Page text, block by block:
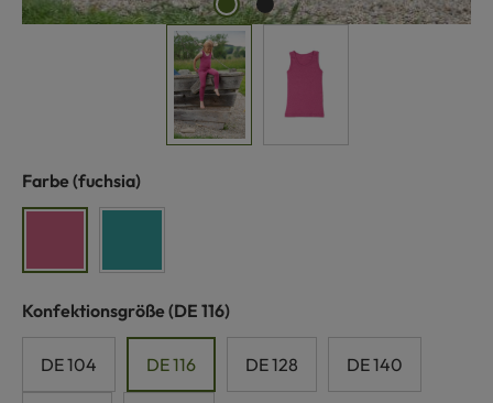
Farbe auswählen
(fuchsia)
Konfektionsgröße auswählen
(DE 116)
DE 104 DE 116 DE 128 DE 140